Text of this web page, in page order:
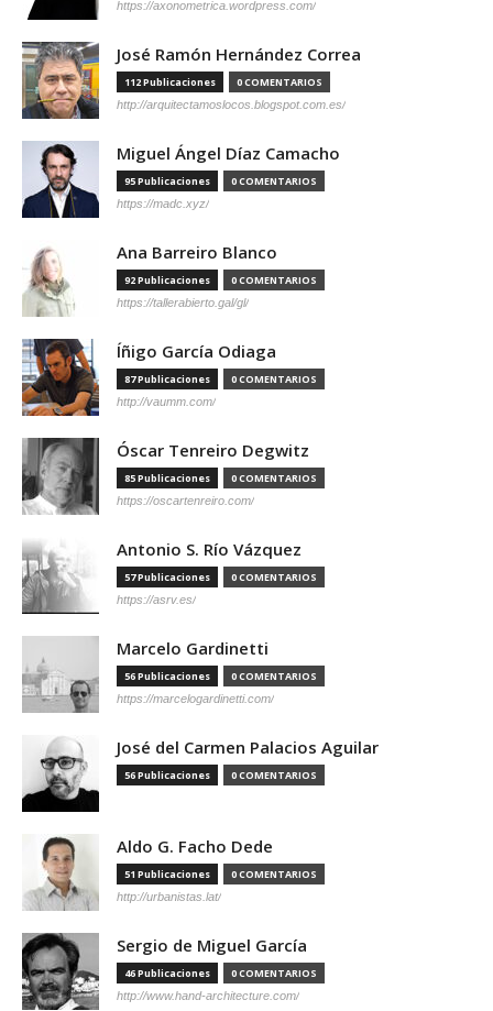
https://axonometrica.wordpress.com/
José Ramón Hernández Correa
112 Publicaciones 0 COMENTARIOS
http://arquitectamoslocos.blogspot.com.es/
Miguel Ángel Díaz Camacho
95 Publicaciones 0 COMENTARIOS
https://madc.xyz/
Ana Barreiro Blanco
92 Publicaciones 0 COMENTARIOS
https://tallerabierto.gal/gl/
Íñigo García Odiaga
87 Publicaciones 0 COMENTARIOS
http://vaumm.com/
Óscar Tenreiro Degwitz
85 Publicaciones 0 COMENTARIOS
https://oscartenreiro.com/
Antonio S. Río Vázquez
57 Publicaciones 0 COMENTARIOS
https://asrv.es/
Marcelo Gardinetti
56 Publicaciones 0 COMENTARIOS
https://marcelogardinetti.com/
José del Carmen Palacios Aguilar
56 Publicaciones 0 COMENTARIOS
Aldo G. Facho Dede
51 Publicaciones 0 COMENTARIOS
http://urbanistas.lat/
Sergio de Miguel García
46 Publicaciones 0 COMENTARIOS
http://www.hand-architecture.com/